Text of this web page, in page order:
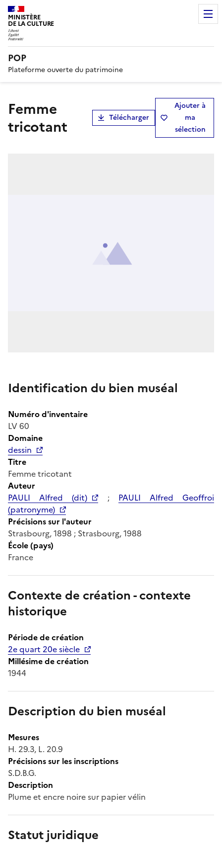
MINISTÈRE
DE LA CULTURE
POP
Plateforme ouverte du patrimoine
Femme
tricotant
Télécharger
Ajouter à
ma
sélection
Identification du bien muséal
Numéro d'inventaire
LV 60
Domaine
dessin
Titre
Femme tricotant
Auteur
PAULI Alfred (dit)
; PAULI Alfred Geoffroi
(patronyme)
Précisions sur l'auteur
Strasbourg, 1898 ; Strasbourg, 1988
École (pays)
France
Contexte de création - contexte
historique
Période de création
2e quart 20e siècle
Millésime de création
1944
Description du bien muséal
Mesures
H. 29.3, L. 20.9
Précisions sur les inscriptions
S.D.B.G.
Description
Plume et encre noire sur papier vélin
Statut juridique